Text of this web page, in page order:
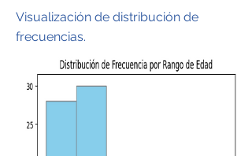
Visualización de distribución de
frecuencias.